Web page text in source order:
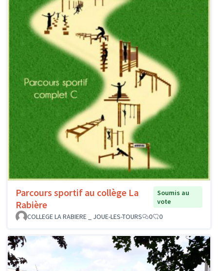
Parcours sportif au collège La
Rabière
Soumis au
vote
COLLEGE LA RABIERE _ JOUE-LES-TOURS
0 0